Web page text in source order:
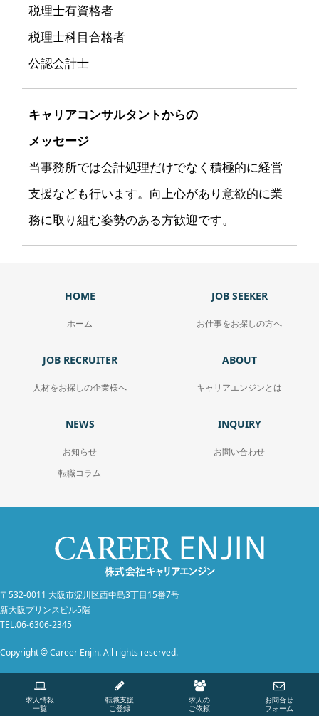
税理士有資格者
税理士科目合格者
公認会計士
キャリアコンサルタントからの
メッセージ
当事務所では会計処理だけでなく積極的に経営
支援なども行います。向上心があり意欲的に業
務に取り組む姿勢のある方歓迎です。
HOME
ホーム
JOB SEEKER
お仕事をお探しの方へ
JOB RECRUITER
人材をお探しの企業様へ
ABOUT
キャリアエンジンとは
NEWS
お知らせ
転職コラム
INQUIRY
お問い合わせ
〒532-0011 大阪市淀川区西中島3丁目15番7号
新大阪プリンスビル5階
TEL.06-6306-2345
Copyright © Career Enjin. All rights reserved.
求人情報
一覧
転職支援
ご登録
求人の
ご依頼
お問合せ
フォーム